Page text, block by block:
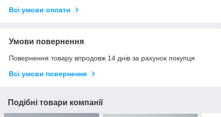
Всі умови оплати
Умови повернення
Повернення товару впродовж 14 днів за рахунок покупця
Всі умови повернення
Подібні товари компанії